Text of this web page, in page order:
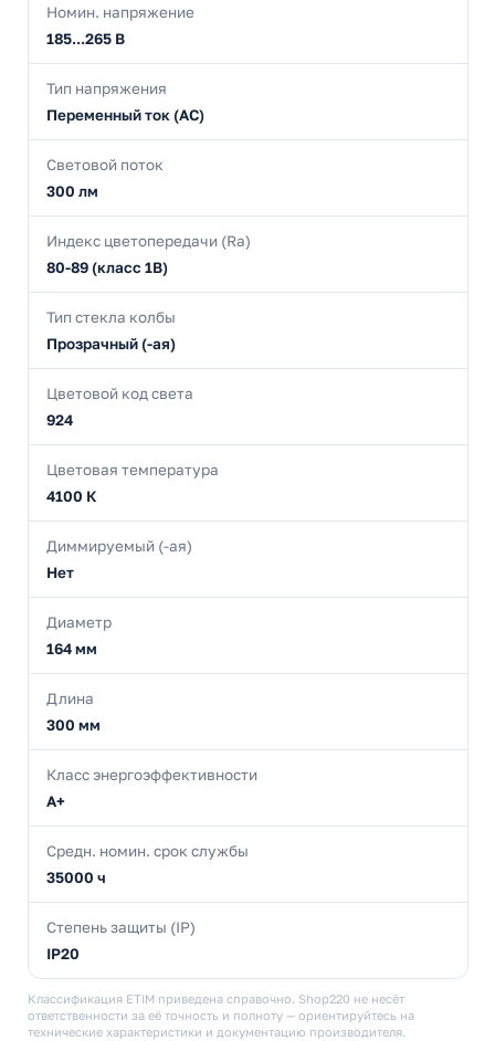
Номин. напряжение
185...265 В
Тип напряжения
Переменный ток (AC)
Световой поток
300 лм
Индекс цветопередачи (Ra)
80-89 (класс 1В)
Тип стекла колбы
Прозрачный (-ая)
Цветовой код света
924
Цветовая температура
4100 К
Диммируемый (-ая)
Нет
Диаметр
164 мм
Длина
300 мм
Класс энергоэффективности
A+
Средн. номин. срок службы
35000 ч
Степень защиты (IP)
IP20
Классификация ETIM приведена справочно. Shop220 не несёт
ответственности за её точность и полноту — ориентируйтесь на
технические характеристики и документацию производителя.